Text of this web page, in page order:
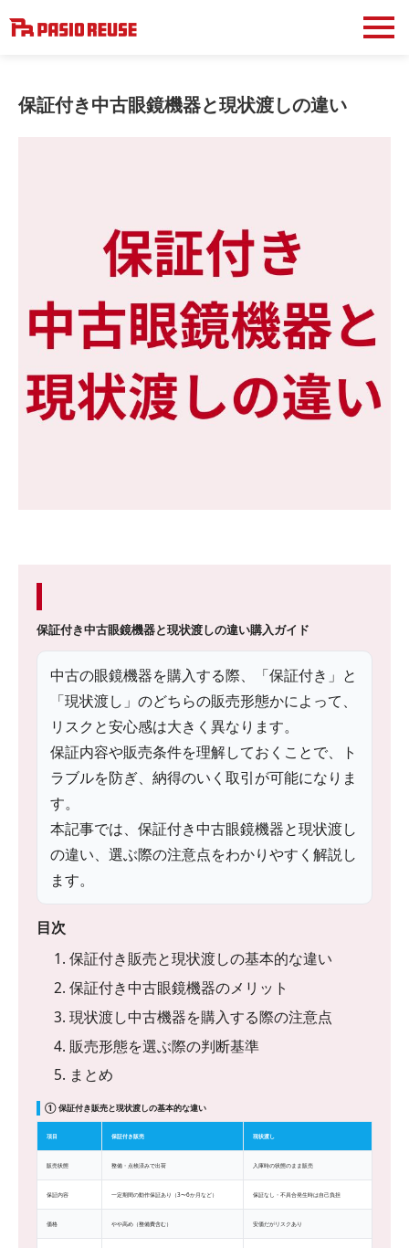
保証付き中古眼鏡機器と現状渡しの違い
保証付き中古眼鏡機器と現状渡しの違い購入ガイド
中古の眼鏡機器を購入する際、「保証付き」と
「現状渡し」のどちらの販売形態かによって、
リスクと安心感は大きく異なります。
保証内容や販売条件を理解しておくことで、ト
ラブルを防ぎ、納得のいく取引が可能になりま
す。
本記事では、保証付き中古眼鏡機器と現状渡し
の違い、選ぶ際の注意点をわかりやすく解説し
ます。
目次
1. 保証付き販売と現状渡しの基本的な違い
2. 保証付き中古眼鏡機器のメリット
3. 現状渡し中古機器を購入する際の注意点
4. 販売形態を選ぶ際の判断基準
5. まとめ
① 保証付き販売と現状渡しの基本的な違い
項目 保証付き販売 現状渡し
販売状態 整備・点検済みで出荷 入庫時の状態のまま販売
保証内容 一定期間の動作保証あり（3〜6か月など） 保証なし・不具合発生時は自己負担
価格 やや高め（整備費含む） 安価だがリスクあり